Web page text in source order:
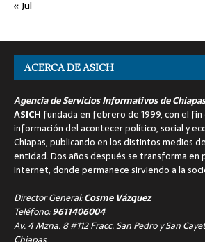
« Jul
ACERCA DE ASICH
Agencia de Servicios Informativos de Chiapas
ASICH fundada en febrero de 1999, con el
información del acontecer político, social y
Chiapas, publicando en los distintos medios
entidad. Dos años después se transforma en
internet, donde permanece sirviendo a la
Director General:Cosme Vázquez
Teléfono:9611406004
Av. 4 Mzna. 8 #112 Fracc. San Pedro y San